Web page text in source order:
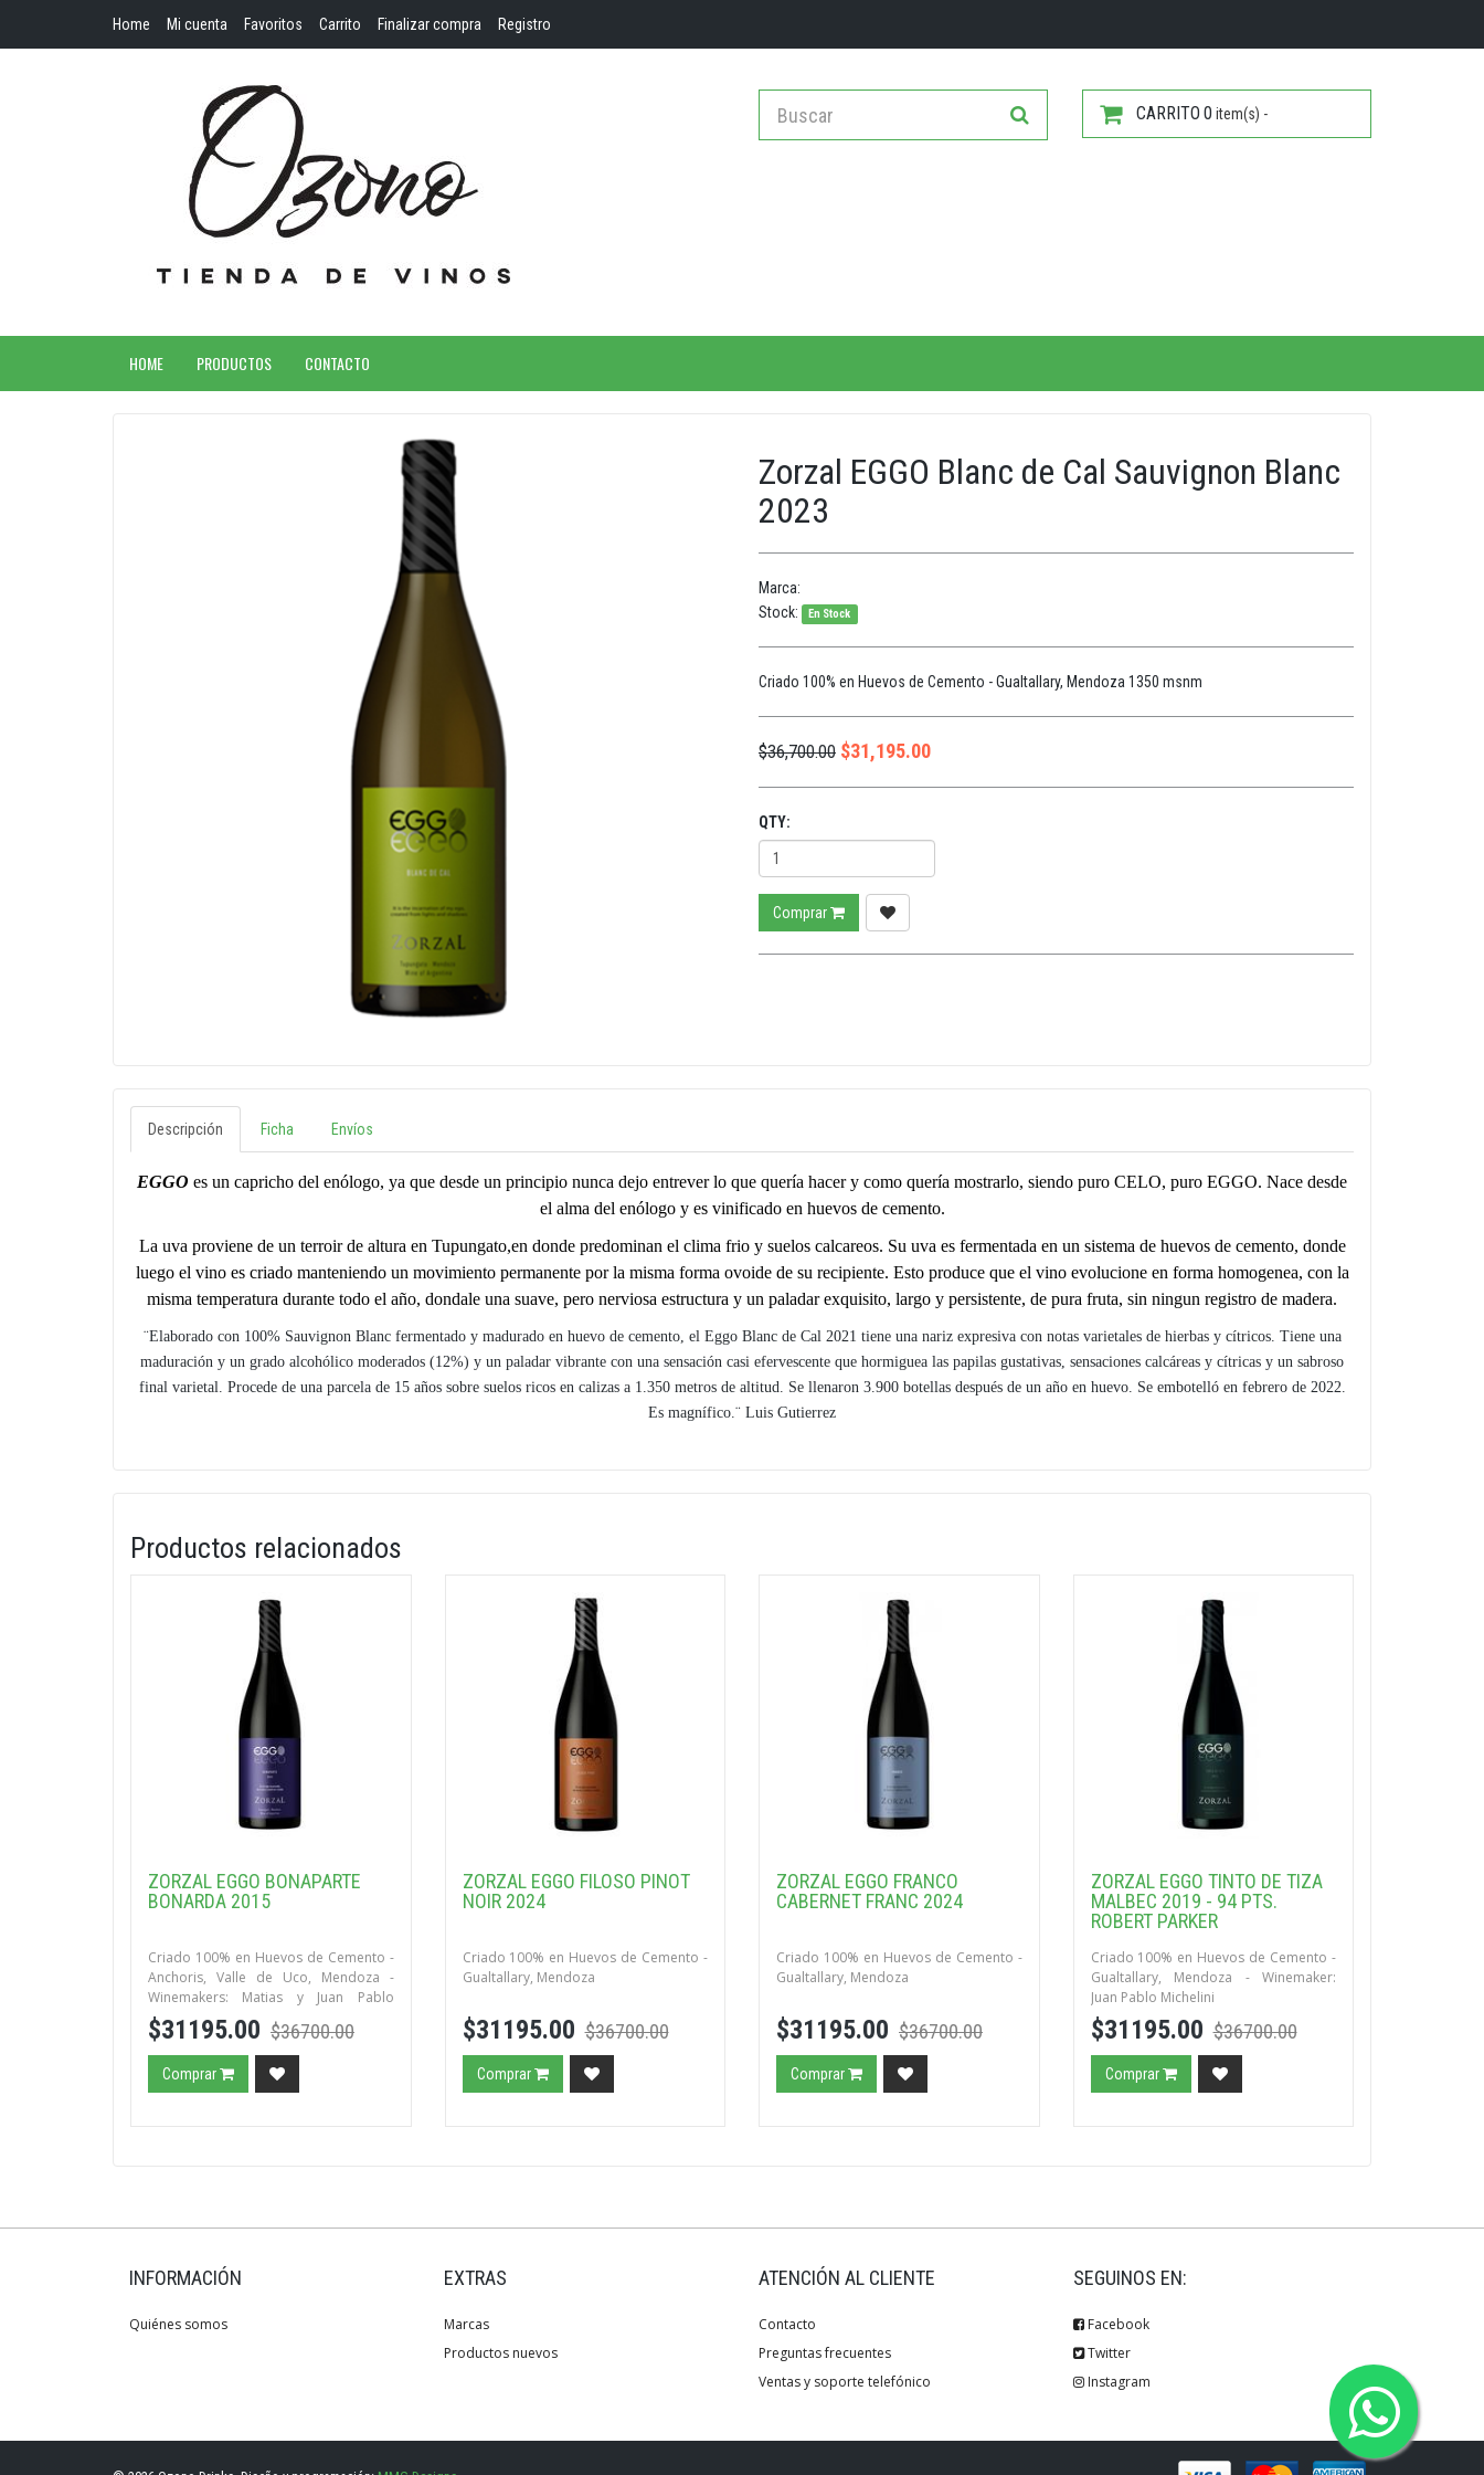
Home Mi cuenta Favoritos Carrito Finalizar compra Registro
CARRITO 0 item(s) -
HOME PRODUCTOS CONTACTO
Zorzal EGGO Blanc de Cal Sauvignon Blanc
2023
Marca:
Stock:
En Stock
Criado 100% en Huevos de Cemento - Gualtallary, Mendoza 1350 msnm
$36,700.00 $31,195.00
QTY:
Comprar
Descripción Ficha Envíos
EGGO es un capricho del enólogo, ya que desde un principio nunca dejo entrever lo que quería hacer y como quería mostrarlo, siendo puro CELO, puro EGGO. Nace desde
el alma del enólogo y es vinificado en huevos de cemento.
La uva proviene de un terroir de altura en Tupungato,en donde predominan el clima frio y suelos calcareos. Su uva es fermentada en un sistema de huevos de cemento, donde
luego el vino es criado manteniendo un movimiento permanente por la misma forma ovoide de su recipiente. Esto produce que el vino evolucione en forma homogenea, con la
misma temperatura durante todo el año, dondale una suave, pero nerviosa estructura y un paladar exquisito, largo y persistente, de pura fruta, sin ningun registro de madera.
¨Elaborado con 100% Sauvignon Blanc fermentado y madurado en huevo de cemento, el Eggo Blanc de Cal 2021 tiene una nariz expresiva con notas varietales de hierbas y cítricos. Tiene una
maduración y un grado alcohólico moderados (12%) y un paladar vibrante con una sensación casi efervescente que hormiguea las papilas gustativas, sensaciones calcáreas y cítricas y un sabroso
final varietal. Procede de una parcela de 15 años sobre suelos ricos en calizas a 1.350 metros de altitud. Se llenaron 3.900 botellas después de un año en huevo. Se embotelló en febrero de 2022.
Es magnífico.¨ Luis Gutierrez
Productos relacionados
ZORZAL EGGO BONAPARTE
BONARDA 2015
Criado 100% en Huevos de Cemento -
Anchoris, Valle de Uco, Mendoza -
Winemakers: Matias y Juan Pablo
Michelini
$31195.00 $36700.00
Comprar
ZORZAL EGGO FILOSO PINOT
NOIR 2024
Criado 100% en Huevos de Cemento -
Gualtallary, Mendoza
$31195.00 $36700.00
Comprar
ZORZAL EGGO FRANCO
CABERNET FRANC 2024
Criado 100% en Huevos de Cemento -
Gualtallary, Mendoza
$31195.00 $36700.00
Comprar
ZORZAL EGGO TINTO DE TIZA
MALBEC 2019 - 94 PTS.
ROBERT PARKER
Criado 100% en Huevos de Cemento -
Gualtallary, Mendoza - Winemaker:
Juan Pablo Michelini
$31195.00 $36700.00
Comprar
INFORMACIÓN
Quiénes somos
EXTRAS
Marcas
Productos nuevos
ATENCIÓN AL CLIENTE
Contacto
Preguntas frecuentes
Ventas y soporte telefónico
SEGUINOS EN:
Facebook
Twitter
Instagram